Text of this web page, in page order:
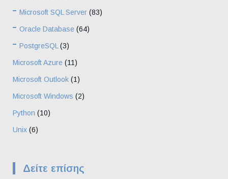
Microsoft SQL Server (83)
Oracle Database (64)
PostgreSQL (3)
Microsoft Azure (11)
Microsoft Outlook (1)
Microsoft Windows (2)
Python (10)
Unix (6)
Δείτε επίσης